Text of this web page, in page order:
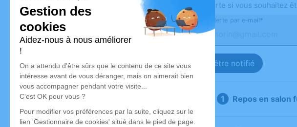
Activez une alerte si vous souhaitez
Recevoir une alerte par e-mail*
Je veux être notifié
Repos en salon